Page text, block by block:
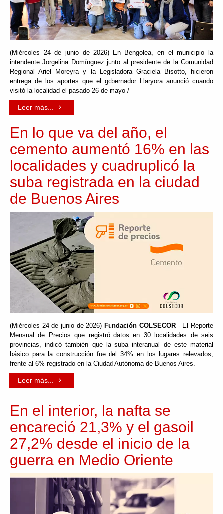
(Miércoles 24 de junio de 2026) En Bengolea, en el municipio la
intendente Jorgelina Domínguez junto al presidente de la Comunidad
Regional Ariel Moreyra y la Legisladora Graciela Bisotto, hicieron
entrega de los aportes que el gobernador Llaryora anunció cuando
visitó la localidad el pasado 26 de mayo /
Leer más...
En lo que va del año, el
cemento aumentó 16% en las
localidades y cuadruplicó la
suba registrada en la ciudad
de Buenos Aires
(Miércoles 24 de junio de 2026) Fundación COLSECOR- El Reporte
Mensual de Precios que registró datos en 30 localidades de seis
provincias, indicó también que la suba interanual de este material
básico para la construcción fue del 34% en los lugares relevados,
frente al 6% registrado en la Ciudad Autónoma de Buenos Aires.
Leer más...
En el interior, la nafta se
encareció 21,3% y el gasoil
27,2% desde el inicio de la
guerra en Medio Oriente